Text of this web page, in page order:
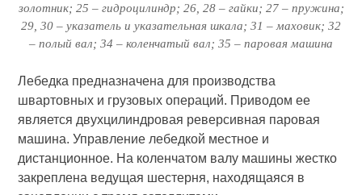
золотник; 25 – гидроцилиндр; 26, 28 – гайки; 27 – пружина;
29, 30 – указатель и указательная шкала; 31 – маховик; 32
– полый вал; 34 – коленчатый вал; 35 – паровая машина
Лебедка предназначена для производства
швартовных и грузовых операций. Приводом ее
является двухцилиндровая реверсивная паровая
машина. Управление лебедкой местное и
дистанционное. На коленчатом валу машины жестко
закреплена ведущая шестерня, находящаяся в